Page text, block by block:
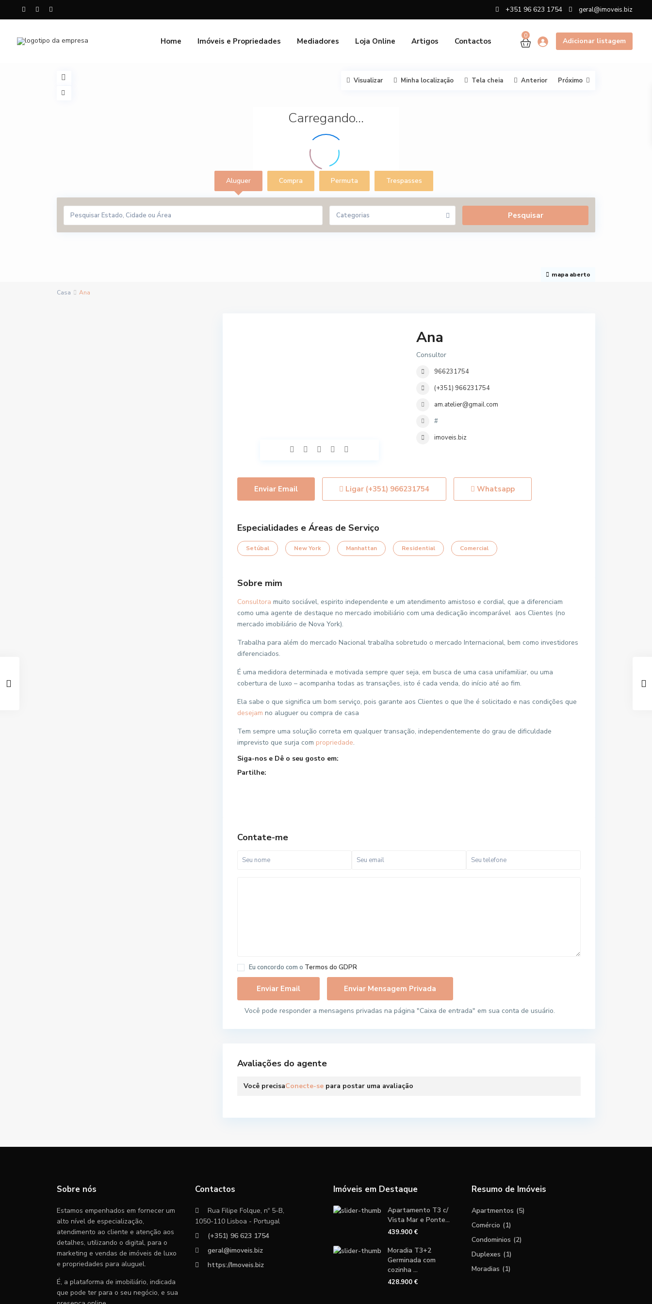
+351 96 623 1754 geral@imoveis.biz
0
Adicionar listagem
Home Imóveis e Propriedades Mediadores Loja Online Artigos Contactos
Carregando...
mapa aberto
Visualizar Minha localização Tela cheia Anterior Próximo
Aluguer Compra Permuta Trespasses
Categorias
Casa Ana
Ana
Consultor
966231754
(+351) 966231754
am.atelier@gmail.com
#
imoveis.biz
Enviar Email Ligar (+351) 966231754 Whatsapp
Especialidades e Áreas de Serviço
Setúbal New York Manhattan Residential Comercial
Sobre mim
Consultora muito sociável, espirito independente e um atendimento amistoso e cordial, que a diferenciam
como uma agente de destaque no mercado imobiliário com uma dedicação incomparável aos Clientes (no
mercado imobiliário de Nova York).
Trabalha para além do mercado Nacional trabalha sobretudo o mercado Internacional, bem como investidores
diferenciados.
É uma medidora determinada e motivada sempre quer seja, em busca de uma casa unifamiliar, ou uma
cobertura de luxo – acompanha todas as transações, isto é cada venda, do início até ao fim.
Ela sabe o que significa um bom serviço, pois garante aos Clientes o que lhe é solicitado e nas condições que
desejam no aluguer ou compra de casa
Tem sempre uma solução correta em qualquer transação, independentemente do grau de dificuldade
imprevisto que surja com propriedade.
Siga-nos e Dê o seu gosto em:
Partilhe:
Contate-me
Eu concordo com o Termos do GDPR
Você pode responder a mensagens privadas na página "Caixa de entrada" em sua conta de usuário.
Avaliações do agente
Você precisaConecte-se para postar uma avaliação
Sobre nós
Estamos empenhados em fornecer um
alto nível de especialização,
atendimento ao cliente e atenção aos
detalhes, utilizando o digital, para o
marketing e vendas de imóveis de luxo
e propriedades para aluguel.
É, a plataforma de imobiliário, indicada
que pode ter para o seu negócio, e sua
Contactos
Rua Filipe Folque, nº 5-B,
1050-110 Lisboa - Portugal
(+351) 96 623 1754
geral@imoveis.biz
https://Imoveis.biz
Imóveis em Destaque
Apartamento T3 c/
Vista Mar e Ponte...
439.900 €
Moradia T3+2
Germinada com
cozinha ...
428.900 €
Resumo de Imóveis
Apartmentos (5)
Comércio (1)
Condominios (2)
Duplexes (1)
Moradias (1)